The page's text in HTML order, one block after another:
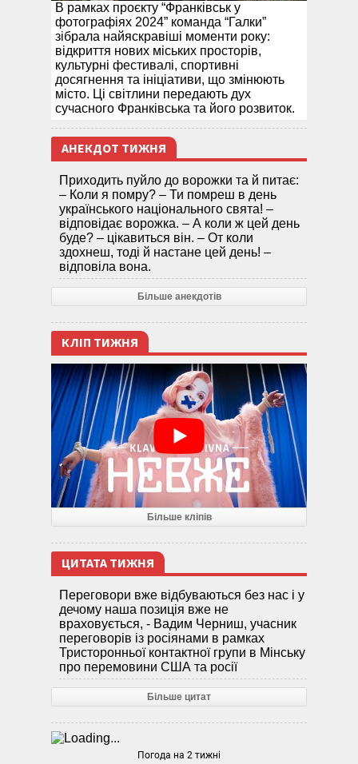
В рамках проєкту “Франківськ у
фотографіях 2024” команда “Галки”
зібрала найяскравіші моменти року:
відкриття нових міських просторів,
культурні фестивалі, спортивні
досягнення та ініціативи, що змінюють
місто. Ці світлини передають дух
сучасного Франківська та його розвиток.
АНЕКДОТ ТИЖНЯ
Приходить пуйло до ворожки та й питає:
– Коли я помру? – Ти помреш в день
українського національного свята! –
відповідає ворожка. – А коли ж цей день
буде? – цікавиться він. – От коли
здохнеш, тоді й настане цей день! –
відповіла вона.
Більше анекдотів
КЛІП ТИЖНЯ
Більше кліпів
ЦИТАТА ТИЖНЯ
Переговори вже відбуваються без нас і у
дечому наша позиція вже не
враховується, - Вадим Черниш, учасник
переговорів із росіянами в рамках
Тристоронньої контактної групи в Мінську
про перемовини США та росії
Більше цитат
Погода на 2 тижні